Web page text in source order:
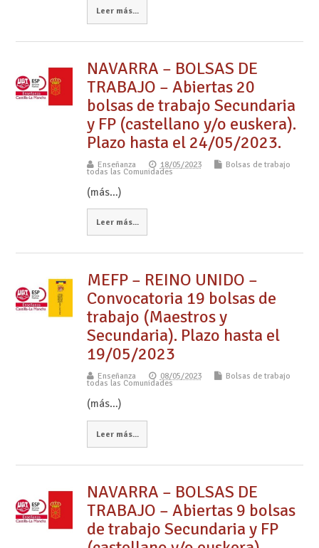
Leer más...
NAVARRA – BOLSAS DE
TRABAJO – Abiertas 20
bolsas de trabajo Secundaria
y FP (castellano y/o euskera).
Plazo hasta el 24/05/2023.
Enseñanza 18/05/2023 Bolsas de trabajo
todas las Comunidades
(más…)
Leer más...
MEFP – REINO UNIDO –
Convocatoria 19 bolsas de
trabajo (Maestros y
Secundaria). Plazo hasta el
19/05/2023
Enseñanza 08/05/2023 Bolsas de trabajo
todas las Comunidades
(más…)
Leer más...
NAVARRA – BOLSAS DE
TRABAJO – Abiertas 9 bolsas
de trabajo Secundaria y FP